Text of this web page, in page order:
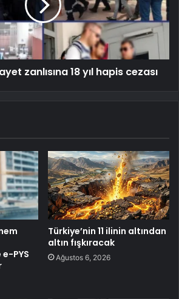
zanlısına 18 yıl hapis cezası
PYS
Türkiye’nin 11 ilinin altından
altın fışkıracak
Ağustos 6, 2026